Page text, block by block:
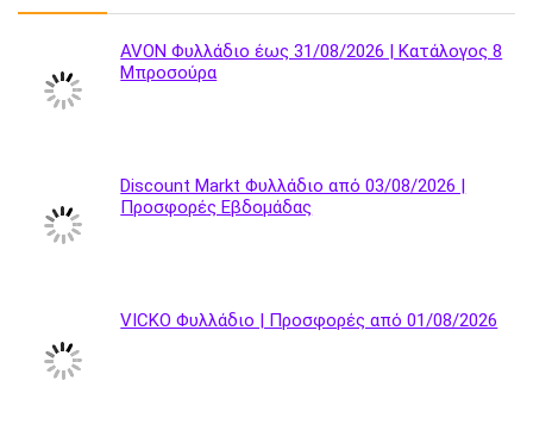
AVON Φυλλάδιο έως 31/08/2026 | Κατάλογος 8
Μπροσούρα
Discount Markt Φυλλάδιο από 03/08/2026 |
Προσφορές Εβδομάδας
VICKO Φυλλάδιο | Προσφορές από 01/08/2026